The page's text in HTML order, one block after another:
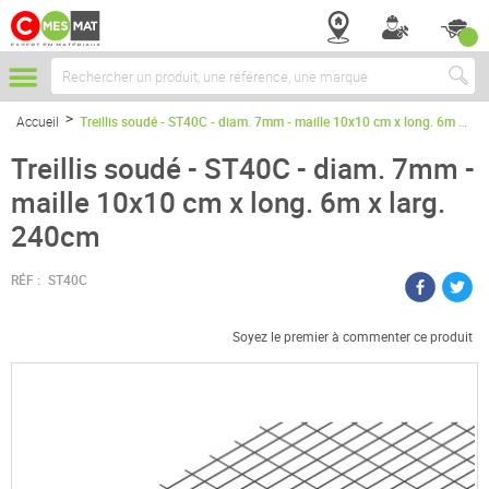
Chercher
Accueil Treillis soudé - ST40C - diam. 7mm - maille 10x10 cm x long. 6m x larg. 240cm
Treillis soudé - ST40C - diam. 7mm -
maille 10x10 cm x long. 6m x larg.
240cm
RÉF : ST40C
Soyez le premier à commenter ce produit
Passer